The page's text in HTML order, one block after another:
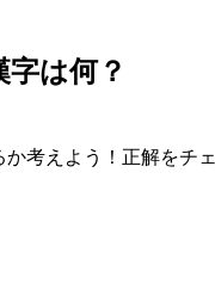
は何？
考えよう！正解をチ